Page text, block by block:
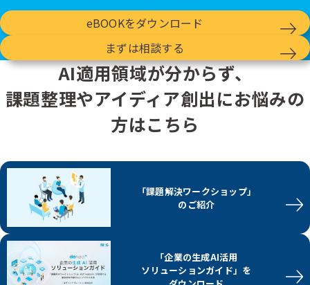
eBOOKをダウンロード
まずは相談する
AI適用領域が分からず、
課題整理やアイディア創出にお悩みの
方はこちら
「課題解決ワークショップ」
のご紹介
「企業の生成AI活用
ソリューションガイド」を